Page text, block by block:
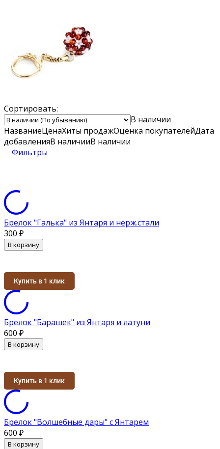
Сортировать:
В наличии
НазваниеЦенаХиты продажОценка покупателейДата
добавленияВ наличииВ наличии
Фильтры
Брелок "Галька" из Янтаря и нерж.стали
300 ₽
В корзину
Купить в 1 клик
Брелок "Барашек" из Янтаря и латуни
600 ₽
В корзину
Купить в 1 клик
Брелок "Волшебные дары" с Янтарем
600 ₽
В корзину